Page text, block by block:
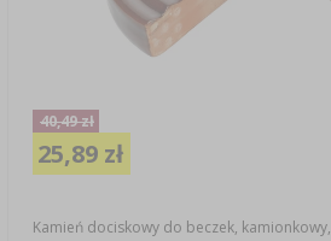
Kamień dociskowy do beczek,
40,49 zł
25,89 zł